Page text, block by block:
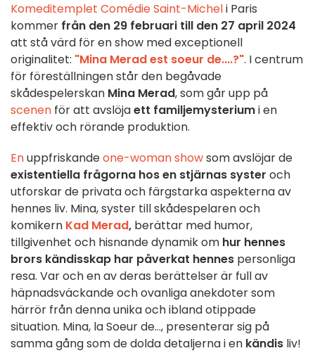
Komeditemplet Comédie Saint-Micheli Paris
kommer från den 29 februari till den 27 april 2024
att stå värd för en show med exceptionell
originalitet: "Mina Merad est soeur de....?". I centrum
för föreställningen står den begåvade
skådespelerskan Mina Merad, som går upp på
scenen för att avslöjaett familjemysteriumi en
effektiv och rörande produktion.
Enuppfriskandeone-woman showsom avslöjar de
existentiella frågorna hos en stjärnas syster och
utforskar de privata och färgstarka aspekterna av
hennes liv. Mina, syster till skådespelaren och
komikern Kad Merad, berättar med humor,
tillgivenhet och hisnande dynamik om hur hennes
brors kändisskap har påverkat hennes personliga
resa. Var och en av deras berättelser är full av
häpnadsväckande och ovanliga anekdoter som
härrör från denna unika och ibland otippade
situation. Mina, la Soeur de..., presenterar sig på
samma gång som de dolda detaljerna i en kändis liv!